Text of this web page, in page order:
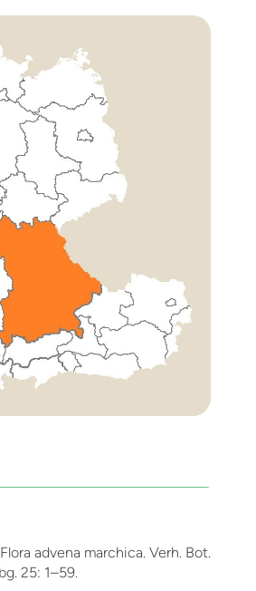
advena marchica. Verh. Bot.
25: 1–59.